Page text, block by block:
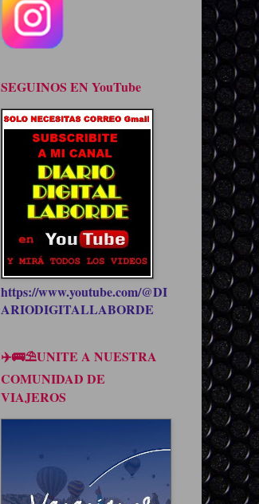
SEGUINOS EN YouTube
https://www.youtube.com/@DI
ARIODIGITALLABORDE
✈️🚌⛱UNITE A NUESTRA
COMUNIDAD DE
VIAJEROS